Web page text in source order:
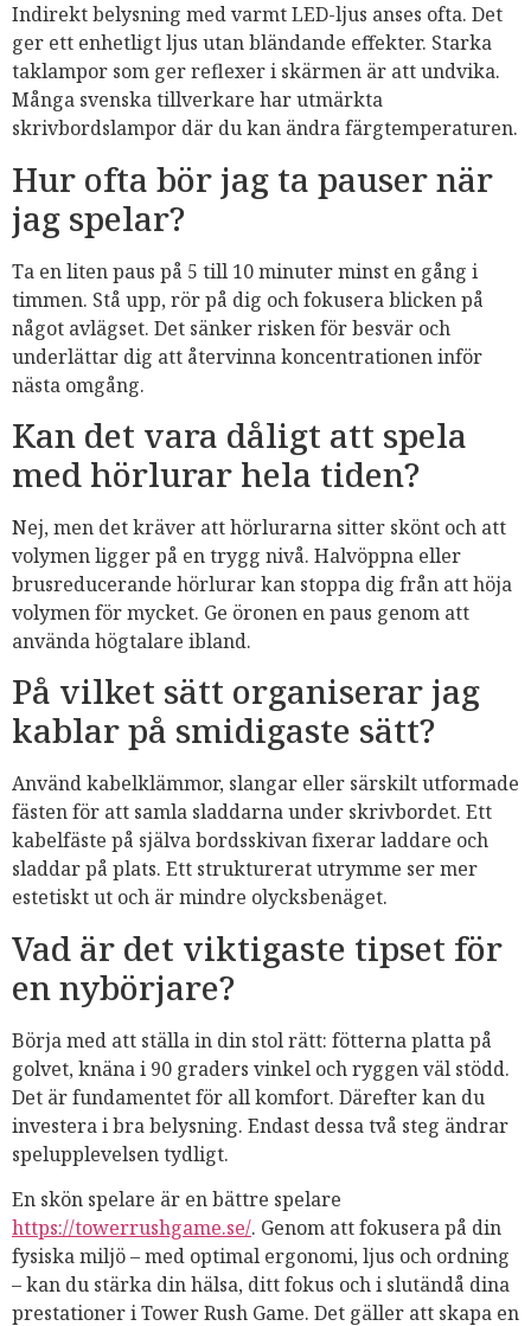
Indirekt belysning med varmt LED-ljus anses ofta. Det
ger ett enhetligt ljus utan bländande effekter. Starka
taklampor som ger reflexer i skärmen är att undvika.
Många svenska tillverkare har utmärkta
skrivbordslampor där du kan ändra färgtemperaturen.
Hur ofta bör jag ta pauser när
jag spelar?
Ta en liten paus på 5 till 10 minuter minst en gång i
timmen. Stå upp, rör på dig och fokusera blicken på
något avlägset. Det sänker risken för besvär och
underlättar dig att återvinna koncentrationen inför
nästa omgång.
Kan det vara dåligt att spela
med hörlurar hela tiden?
Nej, men det kräver att hörlurarna sitter skönt och att
volymen ligger på en trygg nivå. Halvöppna eller
brusreducerande hörlurar kan stoppa dig från att höja
volymen för mycket. Ge öronen en paus genom att
använda högtalare ibland.
På vilket sätt organiserar jag
kablar på smidigaste sätt?
Använd kabelklämmor, slangar eller särskilt utformade
fästen för att samla sladdarna under skrivbordet. Ett
kabelfäste på själva bordsskivan fixerar laddare och
sladdar på plats. Ett strukturerat utrymme ser mer
estetiskt ut och är mindre olycksbenäget.
Vad är det viktigaste tipset för
en nybörjare?
Börja med att ställa in din stol rätt: fötterna platta på
golvet, knäna i 90 graders vinkel och ryggen väl stödd.
Det är fundamentet för all komfort. Därefter kan du
investera i bra belysning. Endast dessa två steg ändrar
spelupplevelsen tydligt.
En skön spelare är en bättre spelare
https://towerrushgame.se/. Genom att fokusera på din
fysiska miljö – med optimal ergonomi, ljus och ordning
– kan du stärka din hälsa, ditt fokus och i slutändå dina
prestationer i Tower Rush Game. Det gäller att skapa en